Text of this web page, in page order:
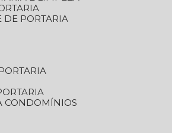
DE PORTARIA
CONDOMÍNIOS